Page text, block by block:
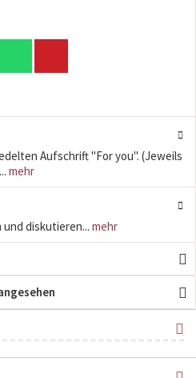
Aufschrift "For you". (Jeweils
mehr
diskutieren... mehr